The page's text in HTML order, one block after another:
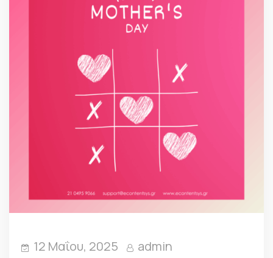
12 Μαΐου, 2025
admin